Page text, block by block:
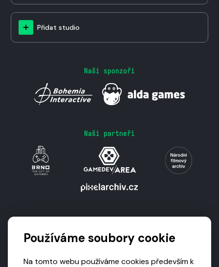
Přidat studio
Naši sponzoři
Naši partneři
Používáme soubory cookie
Na tomto webu používáme cookies především k